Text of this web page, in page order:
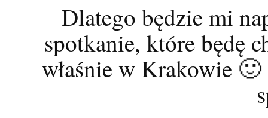
Dlatego będzie mi
spotkanie, które będę
właśnie w Krakowie